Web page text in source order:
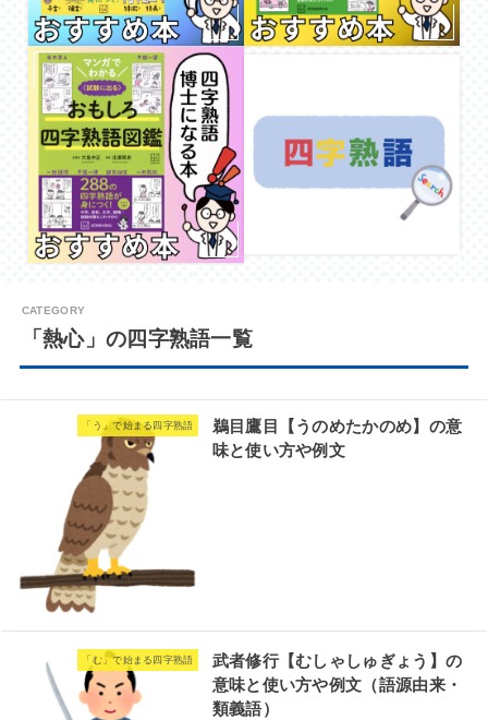
「熱心」の四字熟語一覧
「う」で始まる四字熟語
鵜目鷹目【うのめたかのめ】の意
味と使い方や例文
「む」で始まる四字熟語
武者修行【むしゃしゅぎょう】の
意味と使い方や例文（語源由来・
類義語）